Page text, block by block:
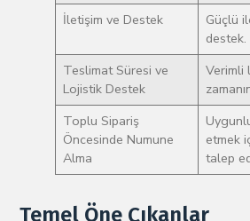
İletişim ve Destek
Güçlü
destek.
Teslimat Süresi ve
Lojistik Destek
Verimli
Toplu Sipariş
Öncesinde Numune
Alma
etmek
talep
Temel Öne Çıkanlar